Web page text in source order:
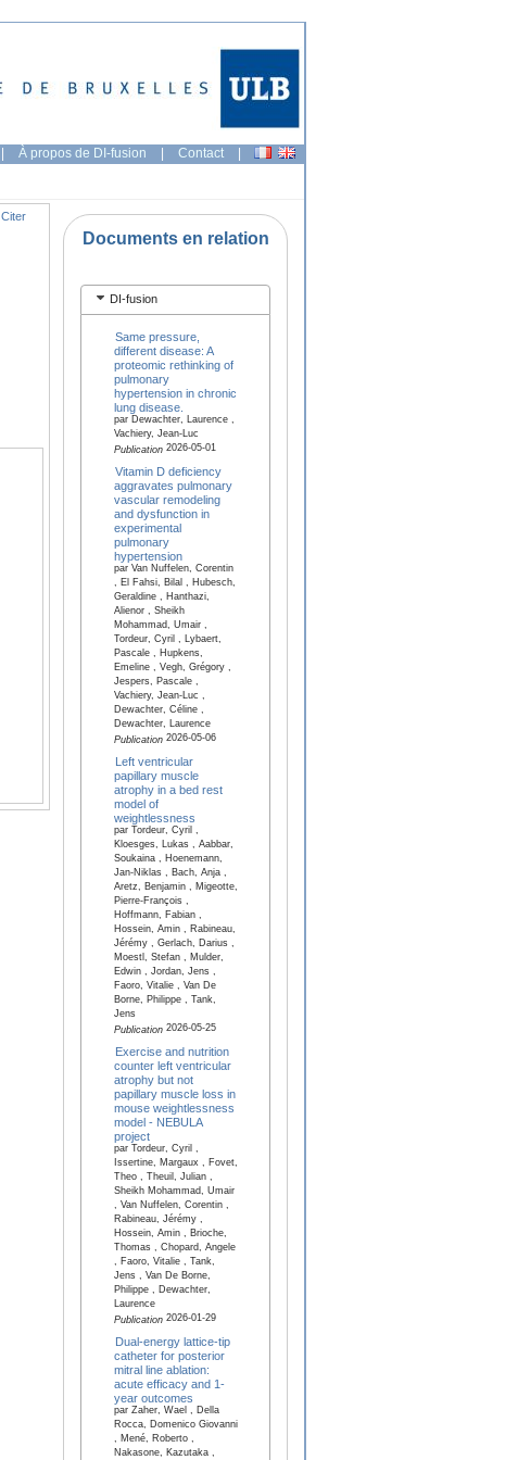
| À propos de DI-fusion | Contact |
Citer
Documents en relation
DI-fusion
Same pressure,
different disease: A
proteomic rethinking of
pulmonary
hypertension in chronic
lung disease.
par Dewachter, Laurence ,
Vachiery, Jean-Luc
Publication2026-05-01
Vitamin D deficiency
aggravates pulmonary
vascular remodeling
and dysfunction in
experimental
pulmonary
hypertension
par Van Nuffelen, Corentin
, El Fahsi, Bilal , Hubesch,
Geraldine , Hanthazi,
Alienor , Sheikh
Mohammad, Umair ,
Tordeur, Cyril , Lybaert,
Pascale , Hupkens,
Emeline , Vegh, Grégory ,
Jespers, Pascale ,
Vachiery, Jean-Luc ,
Dewachter, Céline ,
Dewachter, Laurence
Publication2026-05-06
Left ventricular
papillary muscle
atrophy in a bed rest
model of
weightlessness
par Tordeur, Cyril ,
Kloesges, Lukas , Aabbar,
Soukaina , Hoenemann,
Jan-Niklas , Bach, Anja ,
Aretz, Benjamin , Migeotte,
Pierre-François ,
Hoffmann, Fabian ,
Hossein, Amin , Rabineau,
Jérémy , Gerlach, Darius ,
Moestl, Stefan , Mulder,
Edwin , Jordan, Jens ,
Faoro, Vitalie , Van De
Borne, Philippe , Tank,
Jens
Publication2026-05-25
Exercise and nutrition
counter left ventricular
atrophy but not
papillary muscle loss in
mouse weightlessness
model - NEBULA
project
par Tordeur, Cyril ,
Issertine, Margaux , Fovet,
Theo , Theuil, Julian ,
Sheikh Mohammad, Umair
, Van Nuffelen, Corentin ,
Rabineau, Jérémy ,
Hossein, Amin , Brioche,
Thomas , Chopard, Angele
, Faoro, Vitalie , Tank,
Jens , Van De Borne,
Philippe , Dewachter,
Laurence
Publication2026-01-29
Dual-energy lattice-tip
catheter for posterior
mitral line ablation:
acute efficacy and 1-
year outcomes
par Zaher, Wael , Della
Rocca, Domenico Giovanni
, Mené, Roberto ,
Nakasone, Kazutaka ,